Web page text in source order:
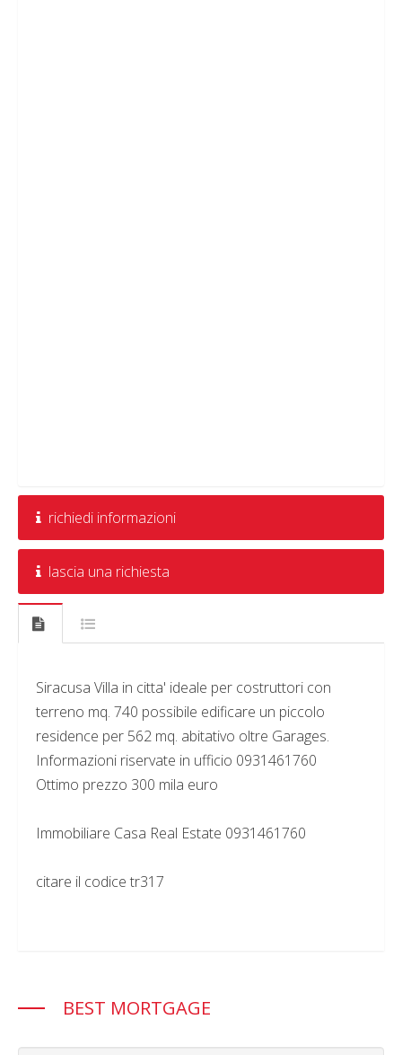
richiedi informazioni
lascia una richiesta
Siracusa Villa in citta' ideale per costruttori con
terreno mq. 740 possibile edificare un piccolo
residence per 562 mq. abitativo oltre Garages.
Informazioni riservate in ufficio 0931461760
Ottimo prezzo 300 mila euro
Immobiliare Casa Real Estate 0931461760
citare il codice tr317
BEST MORTGAGE